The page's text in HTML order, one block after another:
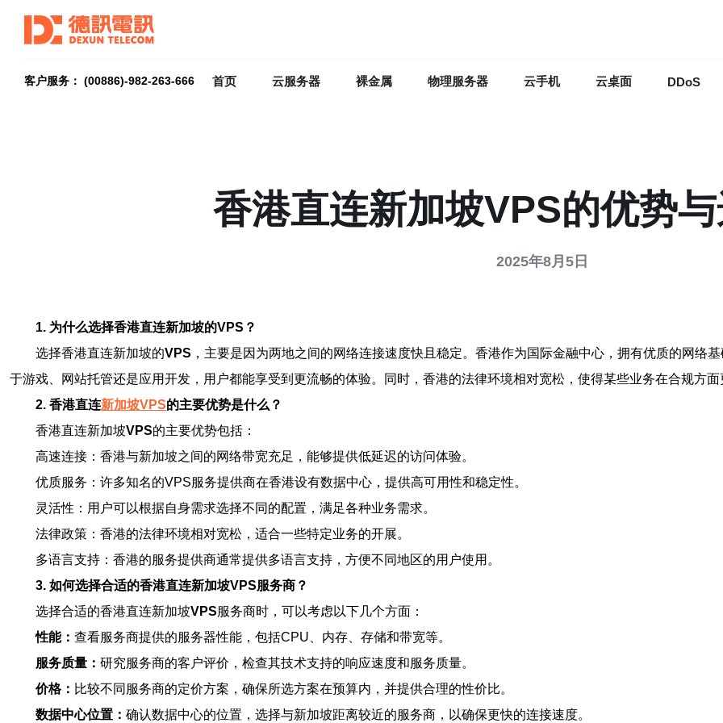
客户服务： (00886)-982-263-666 首页 云服务器 裸金属 物理服务器 云手机 云桌面 DDoS
香港直连新加坡VPS的优势
2025年8月5日
1. 为什么选择香港直连新加坡的VPS？
选择香港直连新加坡的VPS ，主要是因为两地之间的网络连接速度快且稳定。香港作为国际金融中心，拥有优质的网络
于游戏、网站托管还是应用开发，用户都能享受到更流畅的体验。同时，香港的法律环境相对宽松，使得某些业务在合规方面
2. 香港直连新加坡VPS的主要优势是什么？
香港直连新加坡VPS的主要优势包括：
高速连接：香港与新加坡之间的网络带宽充足，能够提供低延迟的访问体验。
优质服务：许多知名的VPS服务提供商在香港设有数据中心，提供高可用性和稳定性。
灵活性：用户可以根据自身需求选择不同的配置，满足各种业务需求。
法律政策：香港的法律环境相对宽松，适合一些特定业务的开展。
多语言支持：香港的服务提供商通常提供多语言支持，方便不同地区的用户使用。
3. 如何选择合适的香港直连新加坡VPS服务商？
选择合适的香港直连新加坡VPS服务商时，可以考虑以下几个方面：
性能： 查看服务商提供的服务器性能，包括CPU、内存、存储和带宽等。
服务质量： 研究服务商的客户评价，检查其技术支持的响应速度和服务质量。
价格： 比较不同服务商的定价方案，确保所选方案在预算内，并提供合理的性价比。
数据中心位置： 确认数据中心的位置，选择与新加坡距离较近的服务商，以确保更快的连接速度。